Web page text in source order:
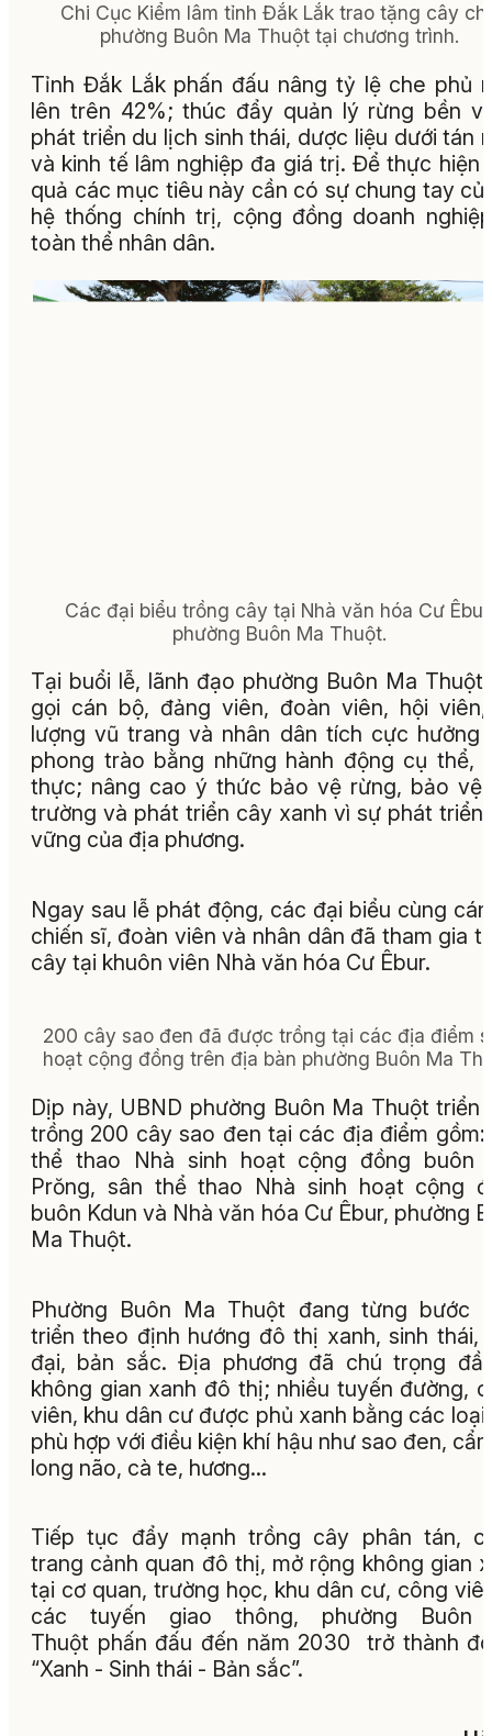
Chi Cục Kiểm lâm tỉnh Đắk Lắk trao tặng cây
phường Buôn Ma Thuột tại chương trình.
Tỉnh Đắk Lắk phấn đấu nâng tỷ lệ che phủ
lên trên 42%; thúc đẩy quản lý rừng bền
phát triển du lịch sinh thái, dược liệu dưới tán
và kinh tế lâm nghiệp đa giá trị. Để thực hiện
quả các mục tiêu này cần có sự chung tay
hệ thống chính trị, cộng đồng doanh
toàn thể nhân dân.
Các đại biểu trồng cây tại Nhà văn hóa Cư
phường Buôn Ma Thuột.
Tại buổi lễ, lãnh đạo phường Buôn Ma Thuột
gọi cán bộ, đảng viên, đoàn viên, hội
lượng vũ trang và nhân dân tích cực hưởng
phong trào bằng những hành động cụ thể,
thực; nâng cao ý thức bảo vệ rừng, bảo vệ
trường và phát triển cây xanh vì sự phát triển
vững của địa phương.
Ngay sau lễ phát động, các đại biểu cùng
chiến sĩ, đoàn viên và nhân dân đã tham gia
cây tại khuôn viên Nhà văn hóa Cư Êbur.
200 cây sao đen đã được trồng tại các địa điểm
hoạt cộng đồng trên địa bàn phường Buôn Ma
Dịp này, UBND phường Buôn Ma Thuột triển
trồng 200 cây sao đen tại các địa điểm gồm:
thể thao Nhà sinh hoạt cộng đồng buôn
Prŏng, sân thể thao Nhà sinh hoạt cộng
buôn Kdun và Nhà văn hóa Cư Êbur, phường
Ma Thuột.
Phường Buôn Ma Thuột đang từng bước
triển theo định hướng đô thị xanh, sinh thái,
đại, bản sắc. Địa phương đã chú trọng
không gian xanh đô thị; nhiều tuyến đường,
viên, khu dân cư được phủ xanh bằng các loại
phù hợp với điều kiện khí hậu như sao đen,
long não, cà te, hương…
Tiếp tục đẩy mạnh trồng cây phân tán,
trang cảnh quan đô thị, mở rộng không gian
tại cơ quan, trường học, khu dân cư, công
các tuyến giao thông, phường Buôn
Thuột phấn đấu đến năm 2030 trở thành
“Xanh - Sinh thái - Bản sắc”.